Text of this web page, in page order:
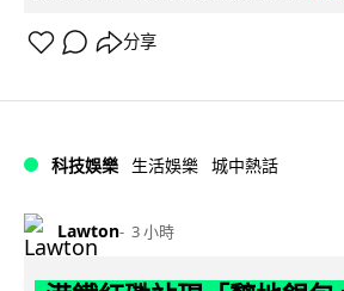
分享
科技娛樂 生活娛樂 城中熱話
Lawton 3 小時